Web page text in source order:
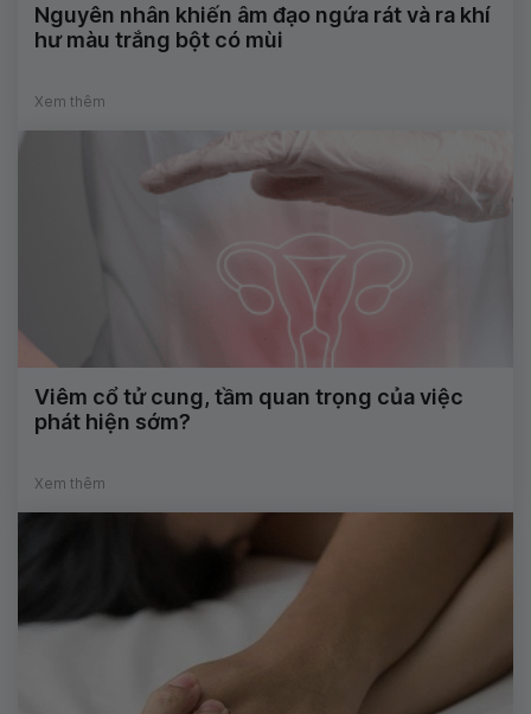
Nguyên nhân khiến âm đạo ngứa rát và ra khí
hư màu trắng bột có mùi
Xem thêm
Viêm cổ tử cung, tầm quan trọng của việc
phát hiện sớm?
Xem thêm